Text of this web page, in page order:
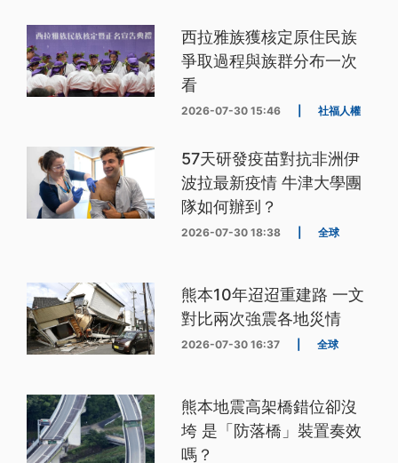
西拉雅族獲核定原住民族
爭取過程與族群分布一次
看
2026-07-30 15:46 社福人權
57天研發疫苗對抗非洲伊
波拉最新疫情 牛津大學團
隊如何辦到？
2026-07-30 18:38 全球
熊本10年迢迢重建路 一文
對比兩次強震各地災情
2026-07-30 16:37 全球
熊本地震高架橋錯位卻沒
垮 是「防落橋」裝置奏效
嗎？